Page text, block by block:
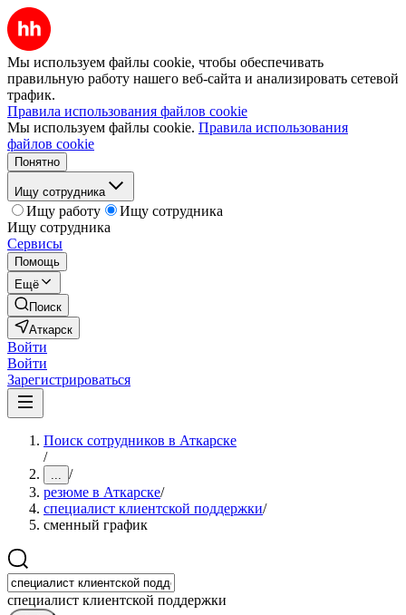
Мы используем файлы cookie, чтобы обеспечивать
правильную работу нашего веб-сайта и анализировать сетевой
трафик.
Правила использования файлов cookie
Мы используем файлы cookie. Правила использования
файлов cookie
Понятно
Ищу сотрудника
Ищу работу
Ищу сотрудника
Ищу сотрудника
Сервисы
Помощь
Ещё
Поиск
Аткарск
Войти
Войти
Зарегистрироваться
Поиск сотрудников в Аткарске
/
... /
резюме в Аткарске/
специалист клиентской поддержки/
сменный график
специалист клиентской поддержки